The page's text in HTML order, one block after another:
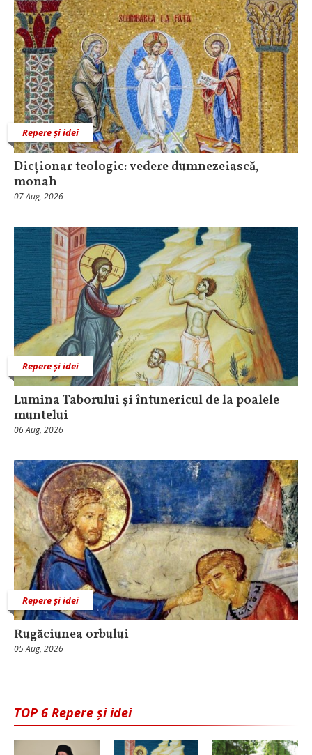
Repere și idei
Dicționar teologic: vedere dumnezeiască,
monah
07 Aug, 2026
Repere și idei
Lumina Taborului și întunericul de la poalele
muntelui
06 Aug, 2026
Repere și idei
Rugăciunea orbului
05 Aug, 2026
TOP 6 Repere și idei